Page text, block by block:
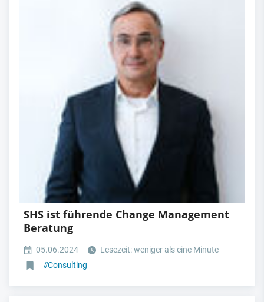
SHS ist führende Change Management
Beratung
05.06.2024
Lesezeit: weniger als eine Minute
#Consulting